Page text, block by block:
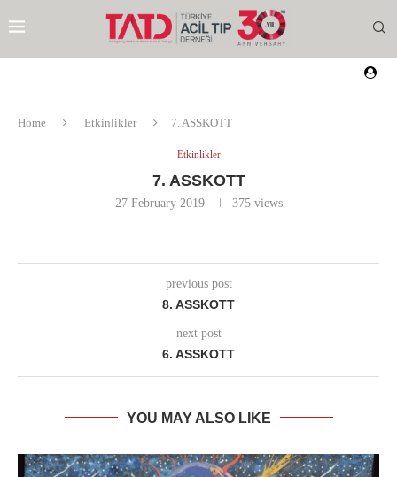
Home Etkinlikler 7. ASSKOTT
Etkinlikler
7. ASSKOTT
27 February 2019 375views
previous post
8. ASSKOTT
next post
6. ASSKOTT
YOU MAY ALSO LIKE